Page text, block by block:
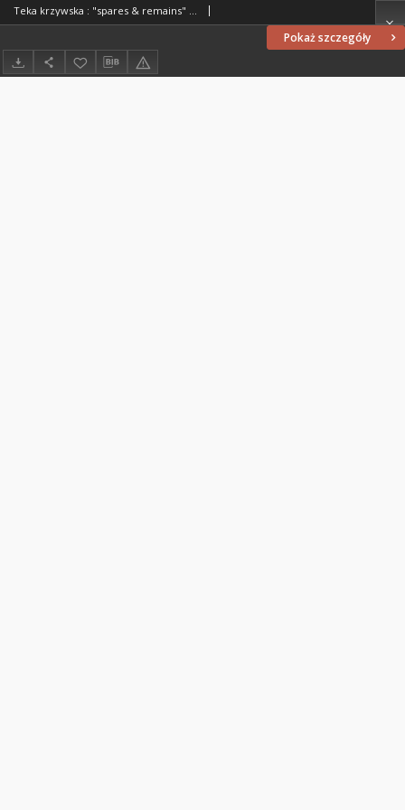
Pokaż szczegóły
Teka krzywska : "spares & remains" : Leszek Szurkowski 2020-2021. [Eng]